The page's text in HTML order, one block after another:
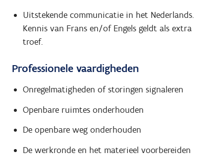
Uitstekende communicatie in het Nederlands.
Kennis van Frans en/of Engels geldt als extra
troef.
Professionele vaardigheden
Onregelmatigheden of storingen signaleren
Openbare ruimtes onderhouden
De openbare weg onderhouden
De werkronde en het materieel voorbereiden